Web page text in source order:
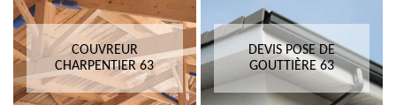
COUVREUR
CHARPENTIER 63
DEVIS POSE DE
GOUTTIÈRE 63